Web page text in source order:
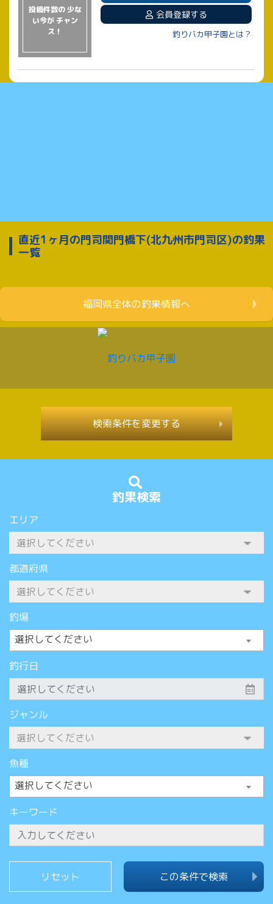
釣果検索
エリア
都道府県
釣場
選択してください
釣行日
ジャンル
魚種
選択してください
キーワード
この条件で検索
投稿件数の 少な
い今が チャン
ス！
会員登録する
釣りバカ甲子園とは？
直近1ヶ月の門司関門橋下(北九州市門司区)の釣果
一覧
福岡県全体の釣果情報へ
検索条件を変更する